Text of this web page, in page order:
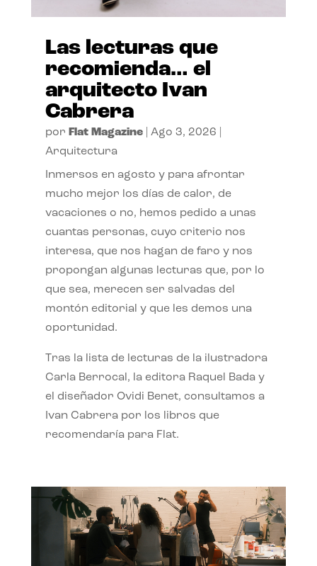
Las lecturas que
recomienda… el
arquitecto Ivan
Cabrera
por Flat Magazine| Ago 3, 2026
Arquitectura
Inmersos en agosto y para afrontar
mucho mejor los días de calor, de
vacaciones o no, hemos pedido a unas
cuantas personas, cuyo criterio nos
interesa, que nos hagan de faro y nos
propongan algunas lecturas que, por lo
que sea, merecen ser salvadas del
montón editorial y que les demos una
oportunidad.
Tras la lista de lecturas de la ilustradora
Carla Berrocal, la editora Raquel Bada y
el diseñador Ovidi Benet, consultamos a
Ivan Cabrera por los libros que
recomendaría para Flat.